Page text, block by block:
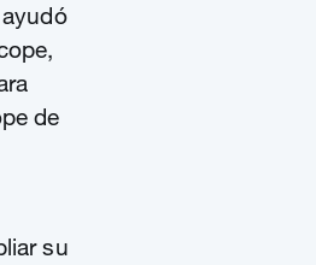
de
su